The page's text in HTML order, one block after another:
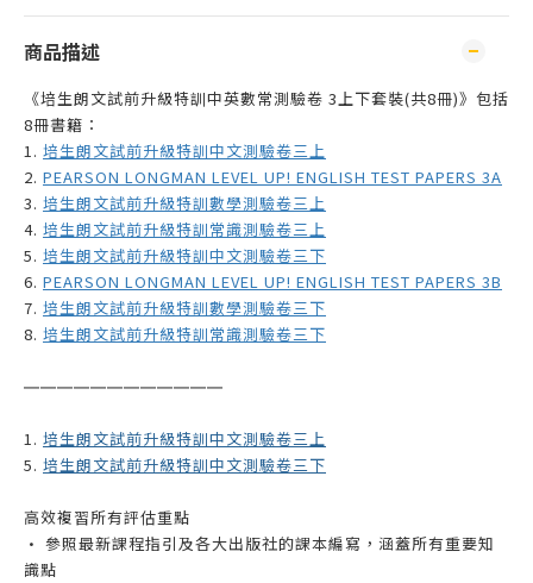
商品描述
《培生朗文試前升級特訓中英數常測驗卷 3上下套裝(共8冊)》包括
8冊書籍：
1. 培生朗文試前升級特訓中文測驗卷三上
2. PEARSON LONGMAN LEVEL UP! ENGLISH TEST PAPERS 3A
3. 培生朗文試前升級特訓數學測驗卷三上
4. 培生朗文試前升級特訓常識測驗卷三上
5. 培生朗文試前升級特訓中文測驗卷三下
6. PEARSON LONGMAN LEVEL UP! ENGLISH TEST PAPERS 3B
7. 培生朗文試前升級特訓數學測驗卷三下
8. 培生朗文試前升級特訓常識測驗卷三下
————————————
1. 培生朗文試前升級特訓中文測驗卷三上
5. 培生朗文試前升級特訓中文測驗卷三下
高效複習所有評估重點
• 參照最新課程指引及各大出版社的課本編寫，涵蓋所有重要知
識點